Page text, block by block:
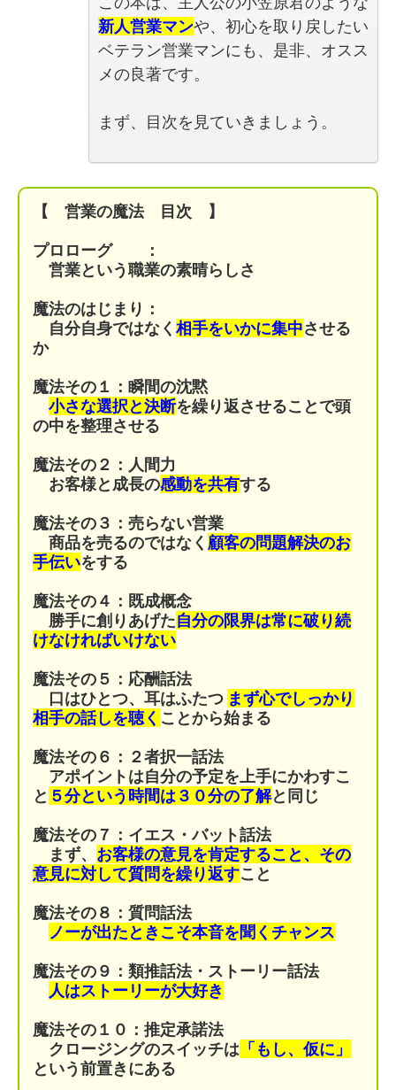
新人営業マンや、初心を取り戻したい
ベテラン営業マンにも、是非、オスス
メの良著です。
まず、目次を見ていきましょう。
【 営業の魔法 目次 】
プロローグ ：
営業という職業の素晴らしさ
魔法のはじまり：
自分自身ではなく 相手をいかに集中させる
か
魔法その１：瞬間の沈黙
小さな選択と決断を繰り返させることで頭
の中を整理させる
魔法その２：人間力
お客様と成長の感動を共有する
魔法その３：売らない営業
商品を売るのではなく 顧客の問題解決のお
手伝いをする
魔法その４： 既成概念
勝手に創りあげた自分の限界は常に破り続
けなければいけない
魔法その５：応酬話法
口はひとつ、耳はふたつ まず心でしっかり
相手の話しを聴く ことから始まる
魔法その６：２者択一話法
アポイントは自分の予定を上手にかわすこ
と ５分という時間は３０分の了解と同じ
魔法その７： イエス・バット話法
まず、 お客様の意見を肯定すること、その
意見に対して質問を繰り返すこと
魔法その８： 質問話法
ノーが出たときこそ本音を聞くチャンス
魔法その９：類推話法・ストーリー話法
人はストーリーが大好き
魔法その１０：推定承諾法
クロージングのスイッチは 「もし、仮に」
という前置きにある